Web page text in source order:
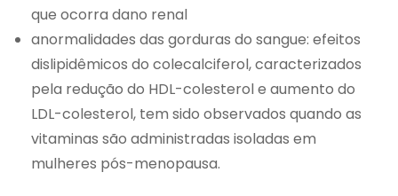
que ocorra dano renal
anormalidades das gorduras do sangue: efeitos
dislipidêmicos do colecalciferol, caracterizados
pela redução do HDL-colesterol e aumento do
LDL-colesterol, tem sido observados quando as
vitaminas são administradas isoladas em
mulheres pós-menopausa.